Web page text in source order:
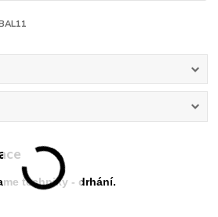
techniky - drhání.